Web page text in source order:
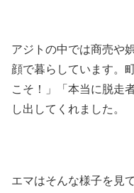
アジトの中では商売や
顔で暮らしています。
こそ！」「本当に脱走
し出してくれました。
エマはそんな様子を見